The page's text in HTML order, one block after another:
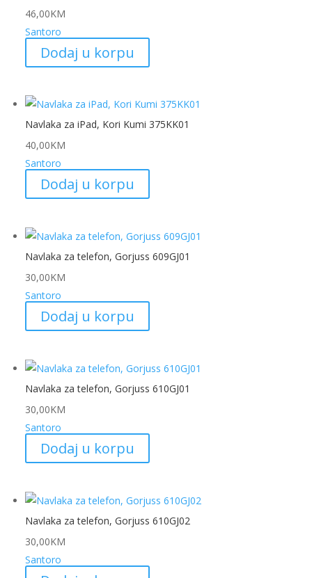
46,00KM
Santoro
Dodaj u korpu
Navlaka za iPad, Kori Kumi 375KK01
40,00KM
Santoro
Dodaj u korpu
Navlaka za telefon, Gorjuss 609GJ01
30,00KM
Santoro
Dodaj u korpu
Navlaka za telefon, Gorjuss 610GJ01
30,00KM
Santoro
Dodaj u korpu
Navlaka za telefon, Gorjuss 610GJ02
30,00KM
Santoro